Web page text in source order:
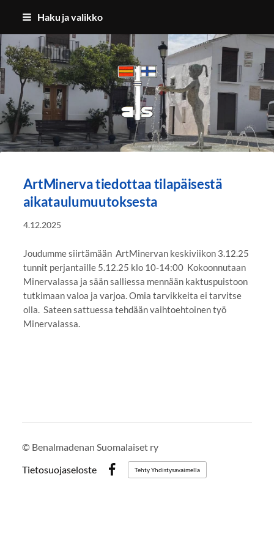
Siirry
sisältöön
Haku ja valikko
Benalmadenan Suomalaiset ry
ArtMinerva tiedottaa tilapäisestä
aikataulumuutoksesta
4.12.2025
Joudumme siirtämään ArtMinervan keskiviikon 3.12.25
tunnit perjantaille 5.12.25 klo 10-14:00 Kokoonnutaan
Minervalassa ja sään salliessa mennään kaktuspuistoon
tutkimaan valoa ja varjoa. Omia tarvikkeita ei tarvitse
olla. Sateen sattuessa tehdään vaihtoehtoinen työ
Minervalassa.
© Benalmadenan Suomalaiset ry
Tietosuojaseloste
Facebook
Tehty Yhdistysavaimella